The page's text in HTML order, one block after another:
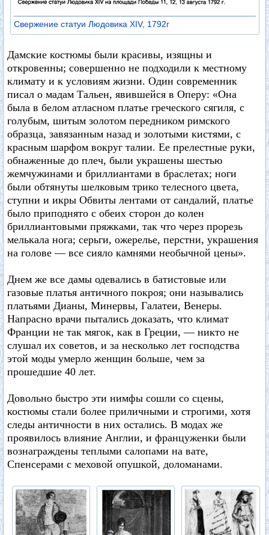
Свержение статуи Людовика XIV, 1792г
Дамские костюмы были красивы, изящны и
откровенны; совершенно не подходили к местному
климату и к условиям жизни. Один современник
писал о мадам Тальен, явившейся в Оперу: «Она
была в белом атласном платье греческого сягиля, с
голубым, шитым золотом передником римского
образца, завязанным назад и золотыми кистями, с
красным шарфом вокруг талии. Ее прелестные руки,
обнаженные до плеч, были украшены шестью
жемчужинами и бриллиантами в браслетах; ноги
были обтянуты шелковым трико телесного цвета,
ступни и икры Обвиты лентами от сандалий, платье
было приподнято с обеих сторон до колен
бриллиантовыми пряжками, так что через прорезь
мелькала нога; серьги, ожерелье, перстни, украшения
на голове — все сияло камнями необычной цены».
Днем же все дамы одевались в батистовые или
газовые платья античного покроя; они назывались
платьями Дианы, Минервы, Галатеи, Венеры.
Напрасно врачи пытались доказать, что климат
Франции не так мягок, как в Греции, — никто не
слушал их советов, и за несколько лет господства
этой моды умерло женщин больше, чем за
прошедшие 40 лет.
Довольно быстро эти нимфы сошли со сцены,
костюмы стали более приличными и строгими, хотя
следы античности в них остались. В модах же
проявилось влияние Англии, и француженки были
вознаграждены теплыми салопами на вате,
Спенсерами с меховой опушкой, доломанами.